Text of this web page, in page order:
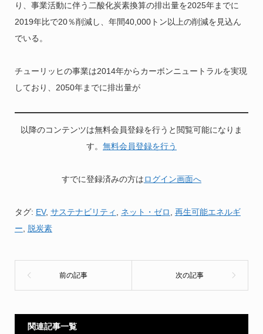
り、事業活動に伴う二酸化炭素換算の排出量を2025年までに
2019年比で20％削減し、年間40,000トン以上の削減を見込ん
でいる。
チューリッヒの事業は2014年からカーボンニュートラルを実現
しており、2050年までに排出量が
以降のコンテンツは無料会員登録を行うと閲覧可能になりま
す。 無料会員登録を行う
すでに登録済みの方はログイン画面へ
タグ: EV, サステナビリティ ネット・ゼロ
再生可能エネルギ
ー
脱炭素
関連記事一覧